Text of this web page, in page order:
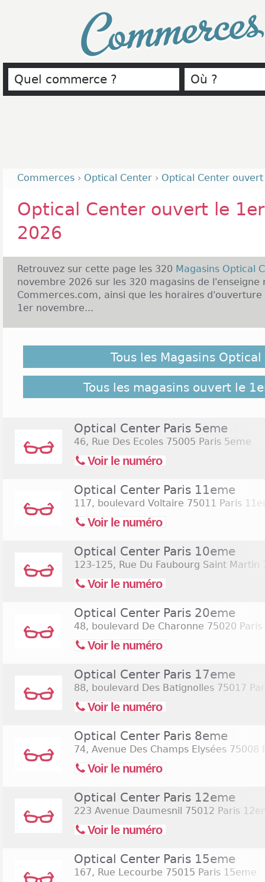
Commerces › Optical Center › Optical Center
Optical Center ouvert le
2026
Retrouvez sur cette page les 320 Magasins Optical
novembre 2026 sur les 320 magasins de l'enseigne
Commerces.com, ainsi que les horaires
1er novembre...
1er novembre 2026 ne soient pas répertoriés ici,
retrouver l'ensemble des magasins de l'enseigne
Commerces.com :320 Magasins Optical Center
Tous les Magasins
Tous les magasins ouvert le
Optical Center Paris 5eme
46, Rue Des Ecoles 75005 Paris 5eme
Voir le numéro
Optical Center Paris 11eme
117, boulevard Voltaire 75011 Paris
Voir le numéro
Optical Center Paris 10eme
123-125, Rue Du Faubourg Saint Martin
Voir le numéro
Optical Center Paris 20eme
48, boulevard De Charonne 75020
Voir le numéro
Optical Center Paris 17eme
88, boulevard Des Batignolles 75017
Voir le numéro
Optical Center Paris 8eme
74, Avenue Des Champs Elysées 75008
Voir le numéro
Optical Center Paris 12eme
223 Avenue Daumesnil 75012 Paris
Voir le numéro
Optical Center Paris 15eme
167, Rue Lecourbe 75015 Paris 15eme